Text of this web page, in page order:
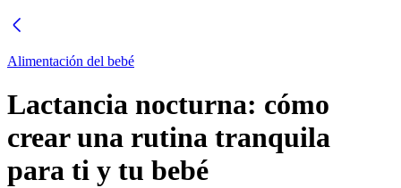
Alimentación del bebé
Lactancia nocturna: cómo
crear una rutina tranquila
para ti y tu bebé